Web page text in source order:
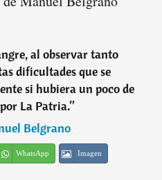
al observar tanto
dificultades que se
si hubiera un poco de
La Patria.”
Belgrano
WhatsApp Imagen